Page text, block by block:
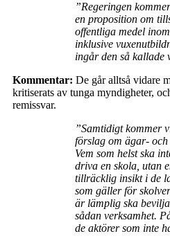
”Regeringen
en proposition om
offentliga medel
inklusive
ingår den så kallade
Kommentar: De går alltså vidare
kritiserats av tunga myndigheter,
remissvar.
”Samtidigt kommer
förslag om ägar-
Vem som helst ska
driva en skola, utan
tillräcklig insikt i de
som gäller för
är lämplig ska
sådan verksamhet.
de aktörer som inte